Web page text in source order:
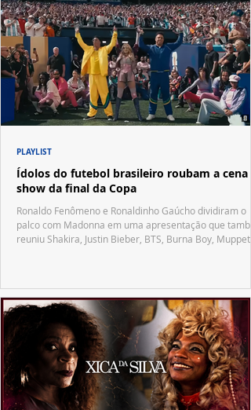
Ídolos do futebol brasileiro roubam a cena
show da final da Copa
Ronaldo Fenômeno e Ronaldinho Gaúcho dividiram o
palco com Madonna em uma apresentação que
reuniu Shakira, Justin Bieber, BTS, Burna Boy, Muppets,
PLAYLIST